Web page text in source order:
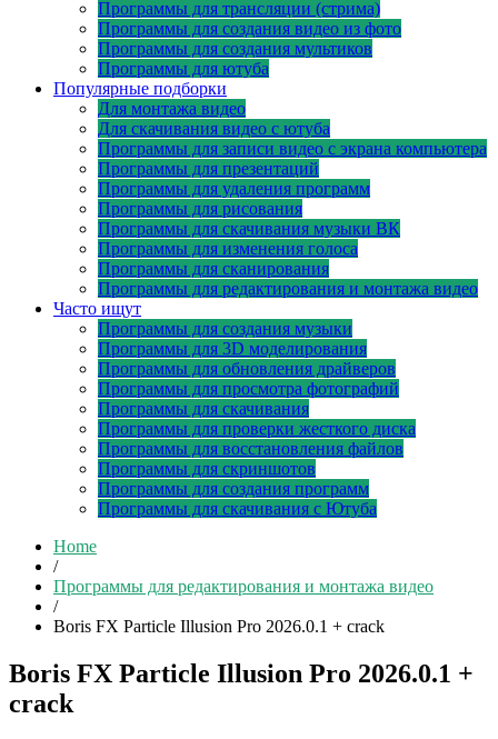
Программы для трансляции (стрима)
Программы для создания видео из фото
Программы для создания мультиков
Программы для ютуба
Популярные подборки
Для монтажа видео
Для скачивания видео с ютуба
Программы для записи видео с экрана компьютера
Программы для презентаций
Программы для удаления программ
Программы для рисования
Программы для скачивания музыки ВК
Программы для изменения голоса
Программы для сканирования
Программы для редактирования и монтажа видео
Часто ищут
Программы для создания музыки
Программы для 3D моделирования
Программы для обновления драйверов
Программы для просмотра фотографий
Программы для скачивания
Программы для проверки жесткого диска
Программы для восстановления файлов
Программы для скриншотов
Программы для создания программ
Программы для скачивания с Ютуба
Home
/
Программы для редактирования и монтажа видео
/
Boris FX Particle Illusion Pro 2026.0.1 + crack
Boris FX Particle Illusion Pro 2026.0.1 +
crack